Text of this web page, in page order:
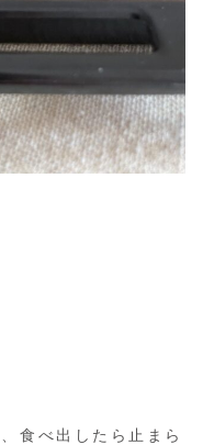
食べ出したら止まら